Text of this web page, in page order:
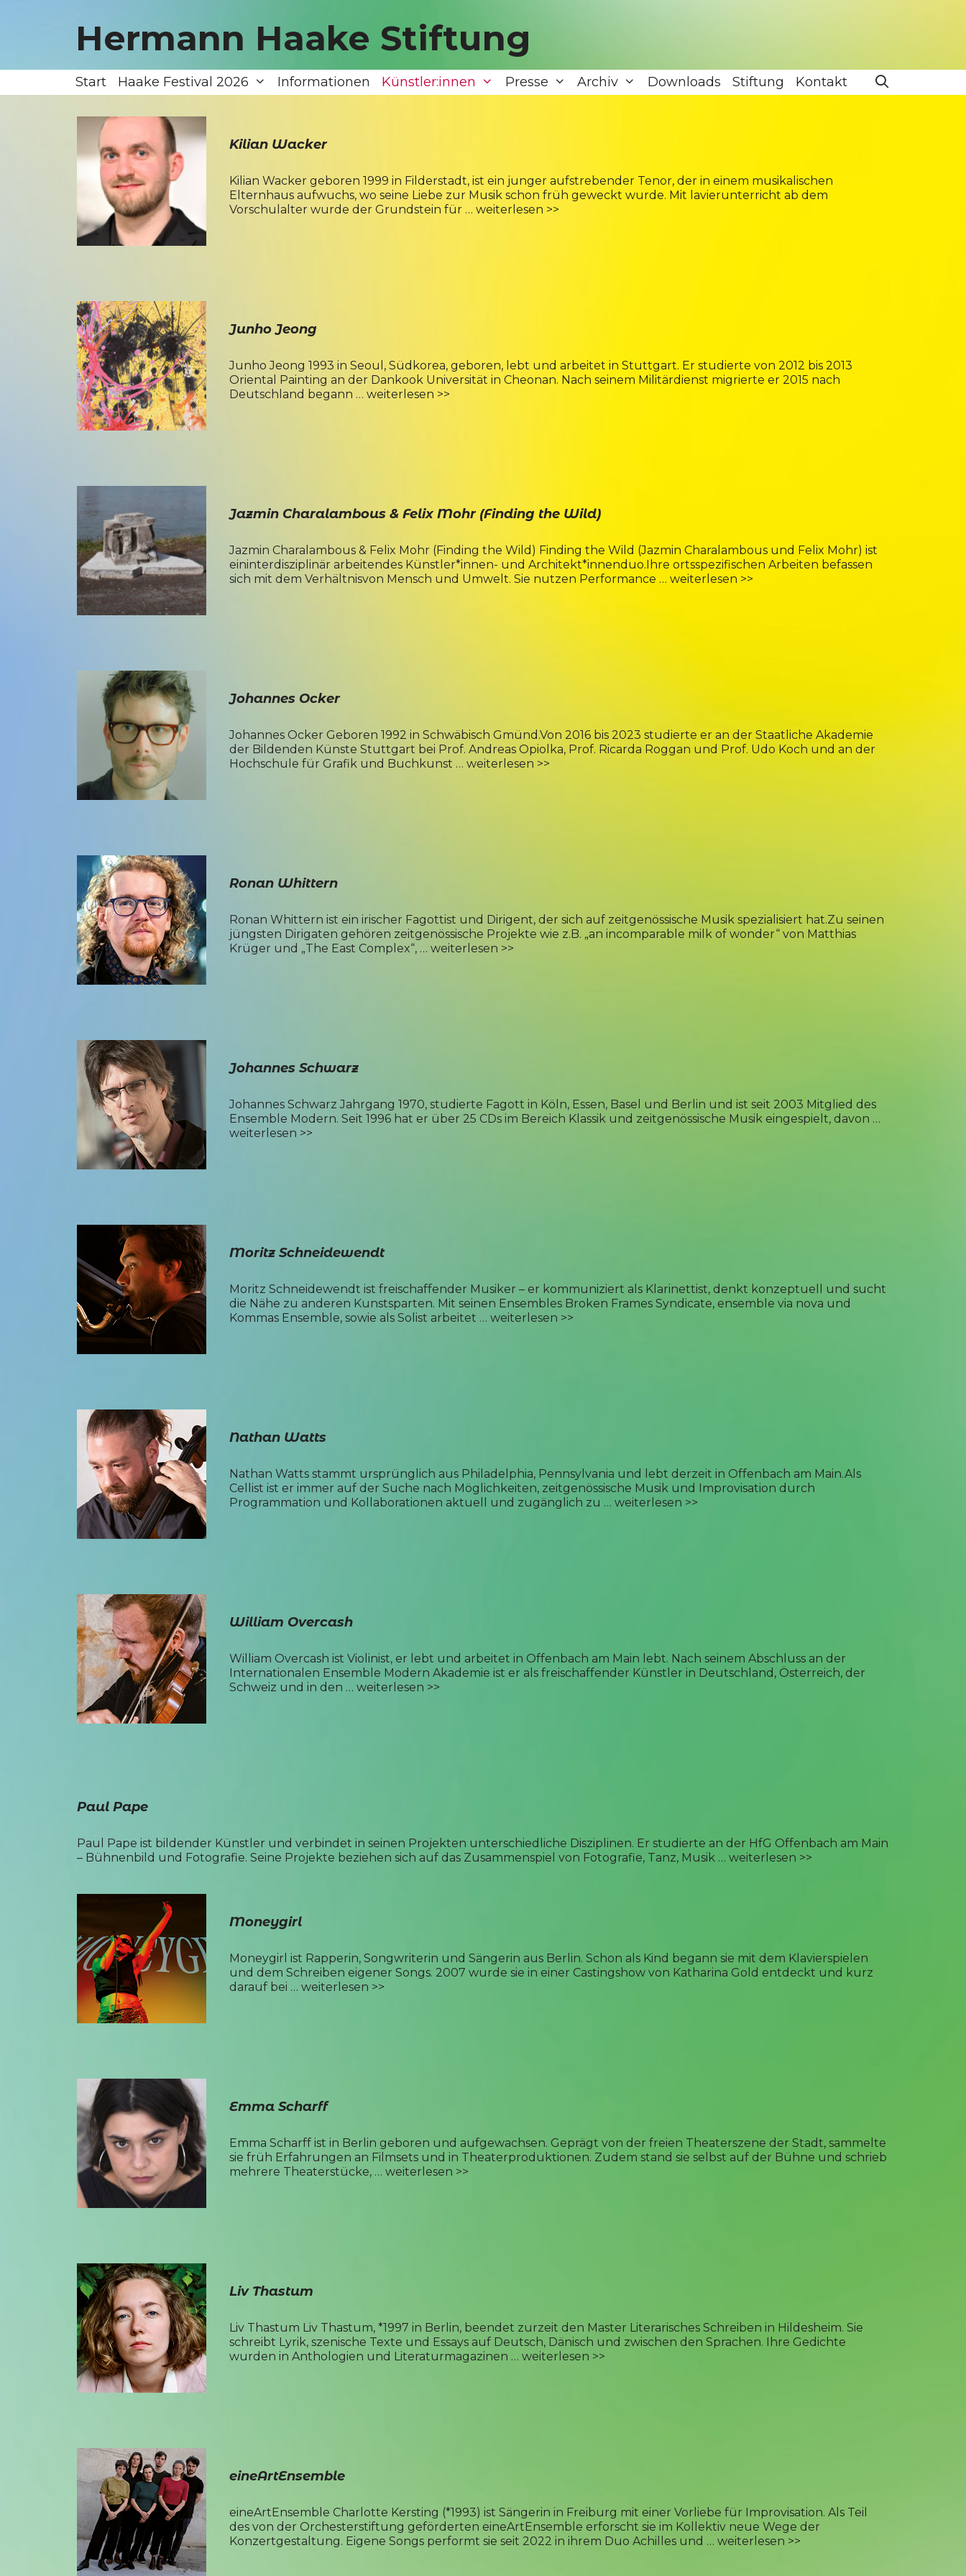
Hermann Haake Stiftung
Start Haake Festival 2026 Informationen Künstler:innen Presse Archiv Downloads Stiftung Kontakt
Kilian Wacker
Kilian Wacker geboren 1999 in Filderstadt, ist ein junger aufstrebender Tenor, der in einem musikalischen
Elternhaus aufwuchs, wo seine Liebe zur Musik schon früh geweckt wurde. Mit lavierunterricht ab dem
Vorschulalter wurde der Grundstein für … weiterlesen >>
Junho Jeong
Junho Jeong 1993 in Seoul, Südkorea, geboren, lebt und arbeitet in Stuttgart. Er studierte von 2012 bis 2013
Oriental Painting an der Dankook Universität in Cheonan. Nach seinem Militärdienst migrierte er 2015 nach
Deutschland begann … weiterlesen >>
Jazmin Charalambous & Felix Mohr (Finding the Wild)
Jazmin Charalambous & Felix Mohr (Finding the Wild) Finding the Wild (Jazmin Charalambous und Felix Mohr) ist
eininterdisziplinär arbeitendes Künstler*innen- und Architekt*innenduo.Ihre ortsspezifischen Arbeiten befassen
sich mit dem Verhältnisvon Mensch und Umwelt. Sie nutzen Performance … weiterlesen >>
Johannes Ocker
Johannes Ocker Geboren 1992 in Schwäbisch Gmünd.Von 2016 bis 2023 studierte er an der Staatliche Akademie
der Bildenden Künste Stuttgart bei Prof. Andreas Opiolka, Prof. Ricarda Roggan und Prof. Udo Koch und an der
Hochschule für Grafik und Buchkunst … weiterlesen >>
Ronan Whittern
Ronan Whittern ist ein irischer Fagottist und Dirigent, der sich auf zeitgenössische Musik spezialisiert hat.Zu seinen
jüngsten Dirigaten gehören zeitgenössische Projekte wie z.B. „an incomparable milk of wonder“ von Matthias
Krüger und „The East Complex“, … weiterlesen >>
Johannes Schwarz
Johannes Schwarz Jahrgang 1970, studierte Fagott in Köln, Essen, Basel und Berlin und ist seit 2003 Mitglied des
Ensemble Modern. Seit 1996 hat er über 25 CDs im Bereich Klassik und zeitgenössische Musik eingespielt, davon …
weiterlesen >>
Moritz Schneidewendt
Moritz Schneidewendt ist freischaffender Musiker – er kommuniziert als Klarinettist, denkt konzeptuell und sucht
die Nähe zu anderen Kunstsparten. Mit seinen Ensembles Broken Frames Syndicate, ensemble via nova und
Kommas Ensemble, sowie als Solist arbeitet … weiterlesen >>
Nathan Watts
Nathan Watts stammt ursprünglich aus Philadelphia, Pennsylvania und lebt derzeit in Offenbach am Main.Als
Cellist ist er immer auf der Suche nach Möglichkeiten, zeitgenössische Musik und Improvisation durch
Programmation und Kollaborationen aktuell und zugänglich zu … weiterlesen >>
William Overcash
William Overcash ist Violinist, er lebt und arbeitet in Offenbach am Main lebt. Nach seinem Abschluss an der
Internationalen Ensemble Modern Akademie ist er als freischaffender Künstler in Deutschland, Österreich, der
Schweiz und in den … weiterlesen >>
Paul Pape
Paul Pape ist bildender Künstler und verbindet in seinen Projekten unterschiedliche Disziplinen. Er studierte an der HfG Offenbach am Main
– Bühnenbild und Fotografie. Seine Projekte beziehen sich auf das Zusammenspiel von Fotografie, Tanz, Musik … weiterlesen >>
Moneygirl
Moneygirl ist Rapperin, Songwriterin und Sängerin aus Berlin. Schon als Kind begann sie mit dem Klavierspielen
und dem Schreiben eigener Songs. 2007 wurde sie in einer Castingshow von Katharina Gold entdeckt und kurz
darauf bei … weiterlesen >>
Emma Scharff
Emma Scharff ist in Berlin geboren und aufgewachsen. Geprägt von der freien Theaterszene der Stadt, sammelte
sie früh Erfahrungen an Filmsets und in Theaterproduktionen. Zudem stand sie selbst auf der Bühne und schrieb
mehrere Theaterstücke, … weiterlesen >>
Liv Thastum
Liv Thastum Liv Thastum, *1997 in Berlin, beendet zurzeit den Master Literarisches Schreiben in Hildesheim. Sie
schreibt Lyrik, szenische Texte und Essays auf Deutsch, Dänisch und zwischen den Sprachen. Ihre Gedichte
wurden in Anthologien und Literaturmagazinen … weiterlesen >>
eineArtEnsemble
eineArtEnsemble Charlotte Kersting (*1993) ist Sängerin in Freiburg mit einer Vorliebe für Improvisation. Als Teil
des von der Orchesterstiftung geförderten eineArtEnsemble erforscht sie im Kollektiv neue Wege der
Konzertgestaltung. Eigene Songs performt sie seit 2022 in ihrem Duo Achilles und … weiterlesen >>